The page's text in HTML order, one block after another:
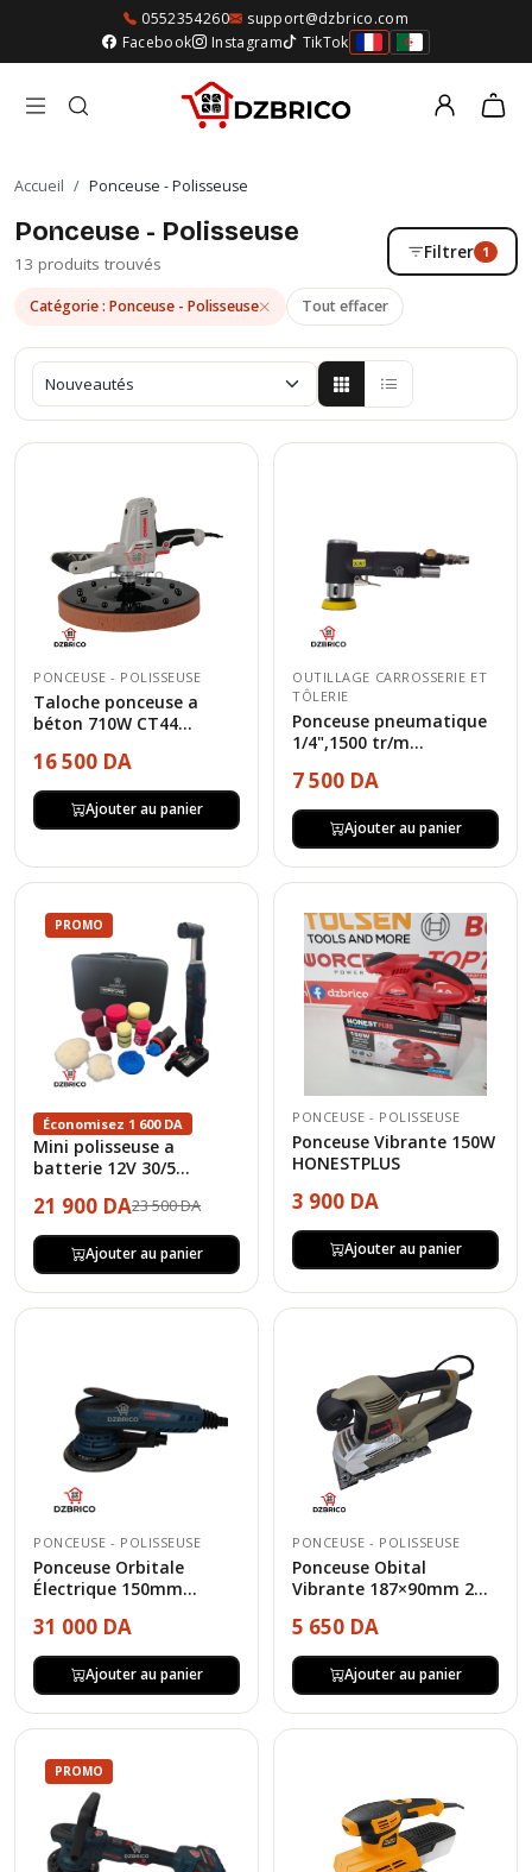
0552354260
support@dzbrico.com
Facebook
Instagram TikTok
Accueil / Ponceuse - Polisseuse
Ponceuse - Polisseuse
13 produits trouvés
Filtrer 1
Catégorie : Ponceuse - Polisseuse Tout effacer
PONCEUSE - POLISSEUSE
Taloche ponceuse a
béton 710W CT44...
16 500 DA
Ajouter au panier
OUTILLAGE CARROSSERIE ET
TÔLERIE
Ponceuse pneumatique
1/4",1500 tr/m...
7 500 DA
Ajouter au panier
PROMO
Économisez 1 600 DA
Mini polisseuse a
batterie 12V 30/5...
21 900 DA23 500 DA
Ajouter au panier
PONCEUSE - POLISSEUSE
Ponceuse Vibrante 150W
HONESTPLUS
3 900 DA
Ajouter au panier
PONCEUSE - POLISSEUSE
Ponceuse Orbitale
Électrique 150mm...
31 000 DA
Ajouter au panier
PONCEUSE - POLISSEUSE
Ponceuse Obital
Vibrante 187×90mm 2...
5 650 DA
Ajouter au panier
PROMO